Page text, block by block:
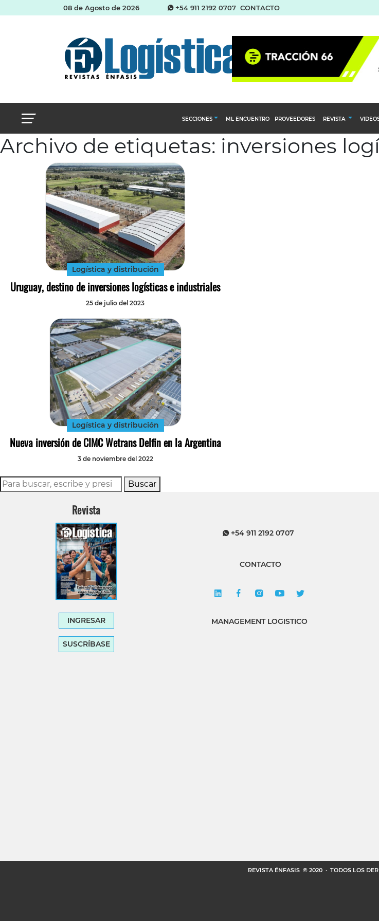
08 de Agosto de 2026 +54 911 2192 0707 CONTACTO
SECCIONES
Abastecimiento y compras
ML ENCUENTRO PROVEEDORES REVISTA
Calendario
Ediciones
Archivo de etiquetas: inversiones
Logística y distribución
Uruguay, destino de inversiones logísticas e industriales
25 de julio del 2023
Logística y distribución
Nueva inversión de CIMC Wetrans Delfin en la Argentina
3 de noviembre del 2022
Buscar
Revista
INGRESAR
SUSCRÍBASE
+54 911 2192 0707
CONTACTO
MANAGEMENT LOGISTICO
REVISTA ÉNFASIS © 2020 · TODOS LOS